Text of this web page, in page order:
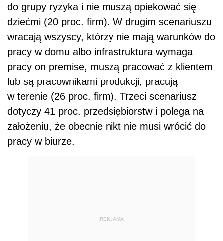
pracy w biurze.
REKLAMA
forma pracy będzie kontynuowana po czasie